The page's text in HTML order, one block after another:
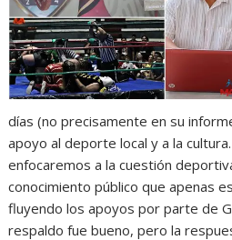
días (no precisamente en su
apoyo al deporte local y a la
enfocaremos a la cuestión
conocimiento público que apenas
fluyendo los apoyos por parte de
respaldo fue bueno, pero la